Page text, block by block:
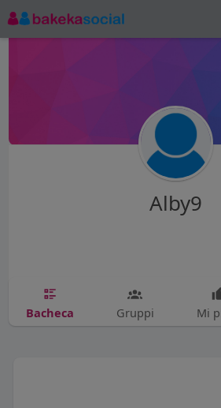
Alby9
Bacheca Gruppi Mi